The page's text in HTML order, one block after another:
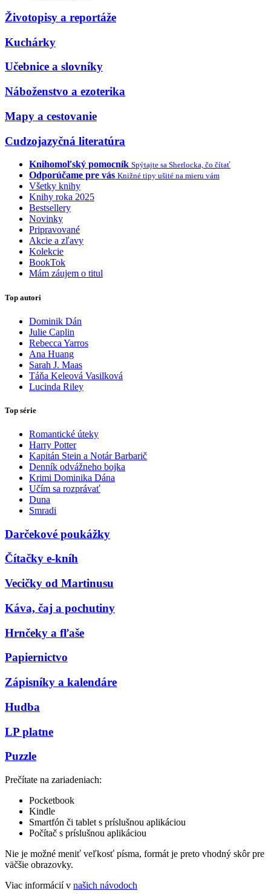
Životopisy a reportáže
Kuchárky
Učebnice a slovníky
Náboženstvo a ezoterika
Mapy a cestovanie
Cudzojazyčná literatúra
Knihomoľský pomocník Spýtajte sa Sherlocka, čo čítať
Odporúčame pre vás Knižné tipy ušité na mieru vám
Všetky knihy
Knihy roka 2025
Bestsellery
Novinky
Pripravované
Akcie a zľavy
Kolekcie
BookTok
Mám záujem o titul
Top autori
Dominik Dán
Julie Caplin
Rebecca Yarros
Ana Huang
Sarah J. Maas
Táňa Keleová Vasilková
Lucinda Riley
Top série
Romantické úteky
Harry Potter
Kapitán Stein a Notár Barbarič
Denník odvážneho bojka
Krimi Dominika Dána
Učím sa rozprávať
Duna
Smradi
Darčekové poukážky
Čítačky e-kníh
Vecičky od Martinusu
Káva, čaj a pochutiny
Hrnčeky a fľaše
Papiernictvo
Zápisníky a kalendáre
Hudba
LP platne
Puzzle
Prečítate na zariadeniach:
Pocketbook
Kindle
Smartfón či tablet s príslušnou aplikáciou
Počítač s príslušnou aplikáciou
Nie je možné meniť veľkosť písma, formát je preto vhodný skôr pre
väčšie obrazovky.
Viac informácií v našich návodoch